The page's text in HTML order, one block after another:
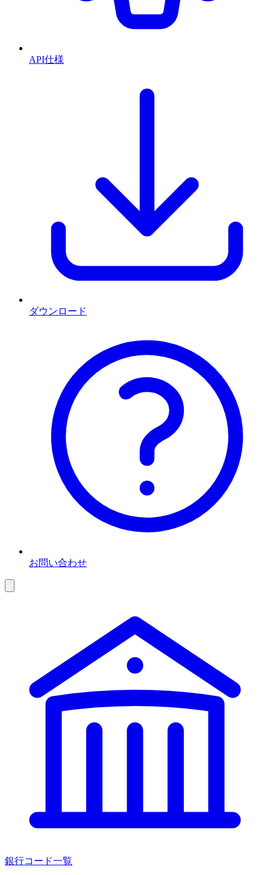
API仕様
ダウンロード
お問い合わせ
銀行コード一覧